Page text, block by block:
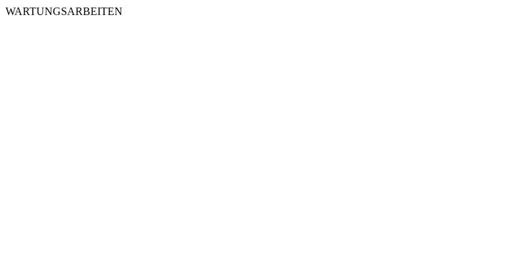
WARTUNGSARBEITEN